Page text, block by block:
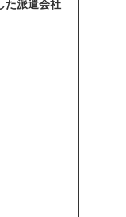
た派遣会社